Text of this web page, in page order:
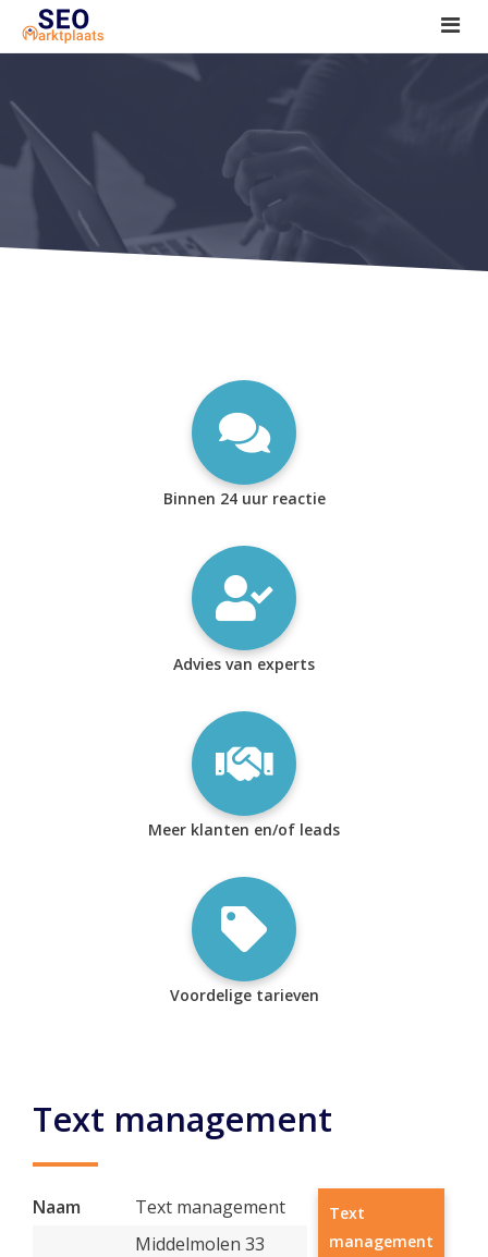
SEO tools reviews
Marketeer bij jou in de buurt?
Offerte
1. Seo voor beginners +
2. Onderzoeken +
Binnen 24 uur reactie
Advies van experts
Meer klanten en/of leads
Voordelige tarieven
Text management
Naam Text management
Middelmolen 33
Text
management